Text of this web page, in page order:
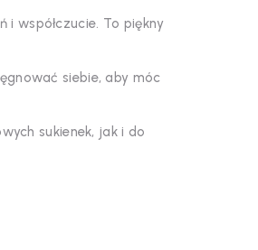
i współczucie. To piękny
siebie, aby móc
sukienek, jak i do